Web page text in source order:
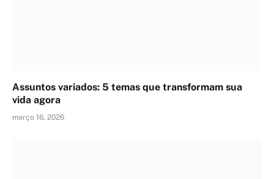
Assuntos variados: 5 temas que transformam sua
vida agora
março 16, 2026